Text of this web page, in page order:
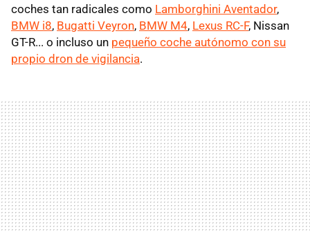
coches tan radicales como Lamborghini Aventador,
BMW i8, Bugatti Veyron, BMW M4, Lexus RC-F, Nissan
GT-R... o incluso un pequeño coche autónomo con su
propio dron de vigilancia.